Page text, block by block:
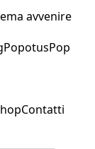
avvenire
PopotusPop
Contatti